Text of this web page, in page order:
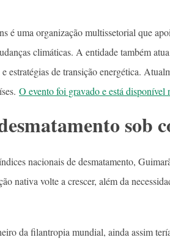
é uma organização multissetorial que
climáticas. A entidade também
estratégias de transição energética.
O evento foi gravado e está
sob
nacionais de desmatamento,
nativa volte a crescer, além da
da filantropia mundial, ainda assim